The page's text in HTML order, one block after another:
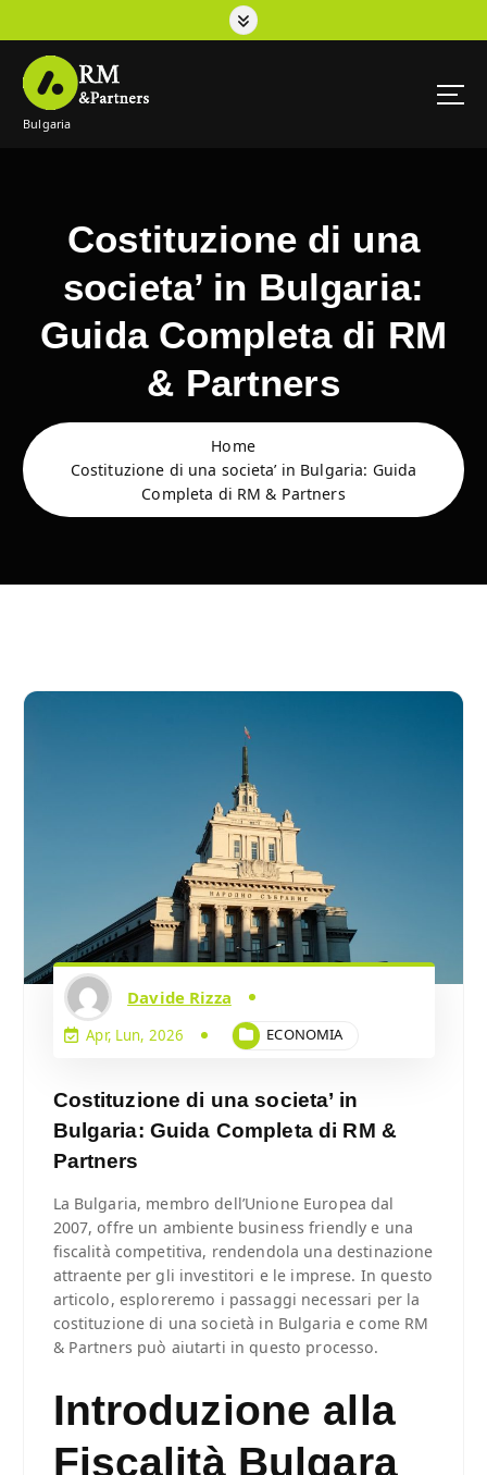
Bulgaria
Costituzione di una
societa’ in Bulgaria:
Guida Completa di RM
& Partners
Home
Costituzione di una societa’ in Bulgaria: Guida
Completa di RM & Partners
Davide Rizza
Apr, Lun, 2026 ECONOMIA
Costituzione di una societa’ in
Bulgaria: Guida Completa di RM &
Partners
La Bulgaria, membro dell’Unione Europea dal
2007, offre un ambiente business friendly e una
fiscalità competitiva, rendendola una destinazione
attraente per gli investitori e le imprese. In questo
articolo, esploreremo i passaggi necessari per la
costituzione di una società in Bulgaria e come RM
& Partners può aiutarti in questo processo.
Introduzione alla
Fiscalità Bulgara